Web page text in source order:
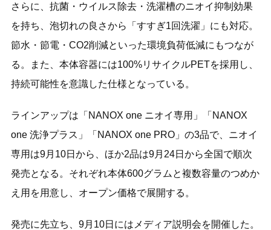
さらに、抗菌・ウイルス除去・洗濯槽のニオイ抑制効果
を持ち、泡切れの良さから「すすぎ1回洗濯」にも対応。
節水・節電・CO2削減といった環境負荷低減にもつなが
る。また、本体容器には100%リサイクルPETを採用し、
持続可能性を意識した仕様となっている。
ラインアップは「NANOX one ニオイ専用」「NANOX
one 洗浄プラス」「NANOX one PRO」の3品で、ニオイ
専用は9月10日から、ほか2品は9月24日から全国で順次
発売となる。それぞれ本体600グラムと複数容量のつめか
え用を用意し、オープン価格で展開する。
発売に先立ち、9月10日にはメディア説明会を開催した。